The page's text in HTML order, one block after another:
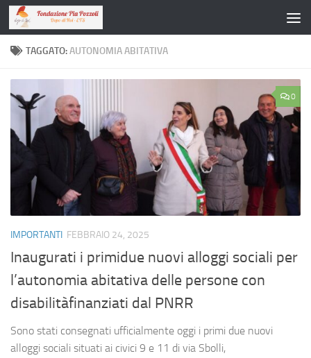
Salta al contenuto
TAGGATO:AUTONOMIA ABITATIVA
0
IMPORTANTI FEBBRAIO 24, 2025
Inaugurati i primidue nuovi alloggi sociali per
l’autonomia abitativa delle persone con
disabilitàfinanziati dal PNRR
Sono stati consegnati ufficialmente oggi i primi due nuovi
alloggi sociali situati ai civici 9 e 11 di via Sbolli,